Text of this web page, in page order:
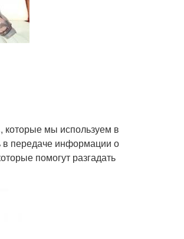
которые мы используем в
в передаче информации о
помогут разгадать